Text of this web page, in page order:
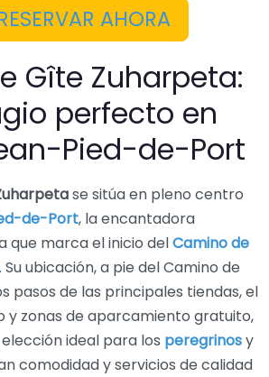
AHORA
Gîte Zuharpeta:
perfecto en
Pied-de-Port
se sitúa en pleno centro
de-Port, la encantadora
que marca el inicio delCamino de
. Su ubicación, a pie del Camino de
pasos de las principales tiendas, el
y zonas de aparcamiento gratuito,
ideal para los peregrinosy
comodidad y servicios de calidad